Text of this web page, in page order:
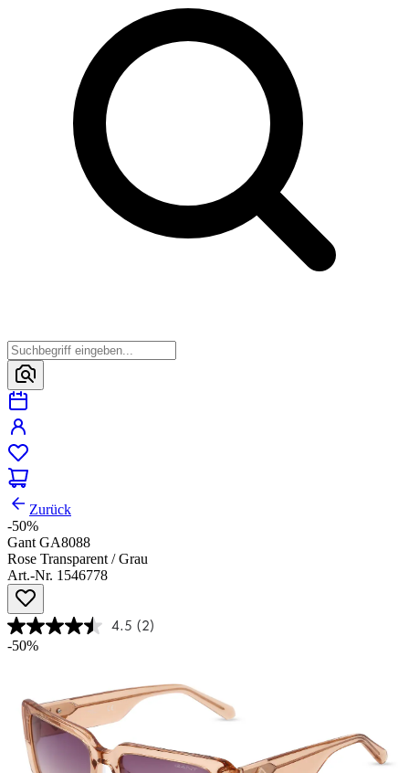
Zurück
-50%
Gant GA8088
Rose Transparent / Grau
Art.-Nr. 1546778
4.5 (2)
-50%